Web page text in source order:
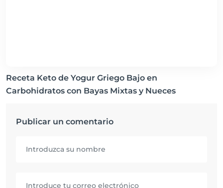
Receta Keto de Yogur Griego Bajo en
Carbohidratos con Bayas Mixtas y Nueces
Publicar un comentario